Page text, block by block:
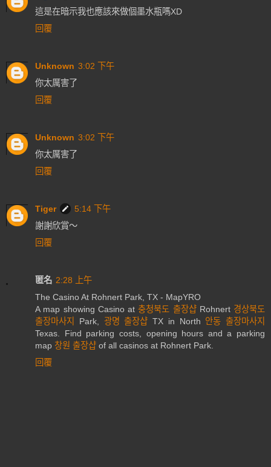
這是在暗示我也應該來做個墨水瓶嗎XD
回覆
Unknown 3:02 下午
你太厲害了
回覆
Unknown 3:02 下午
你太厲害了
回覆
Tiger
5:14 下午
謝謝欣賞～
回覆
匿名 2:28 上午
The Casino At Rohnert Park, TX - MapYRO
A map showing Casino at충청북도 출장샵Rohnert 경상북도
출장마사지
Park, 광명 출장샵 TX in North 안동 출장마사지
Texas. Find parking costs, opening hours and a parking
map 창원 출장샵 of all casinos at Rohnert Park.
回覆